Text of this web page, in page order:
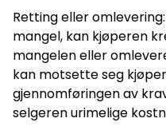
Retting eller
mangel, kan kjøperen
mangelen eller
kan motsette seg
gjennomføringen av
selgeren urimelige